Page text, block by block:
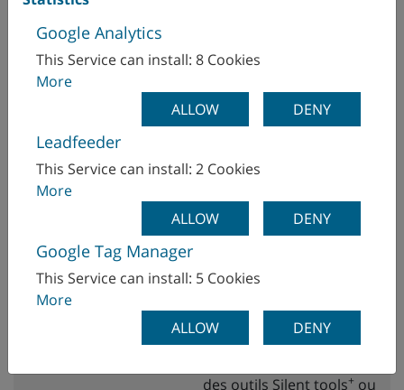
(surveillance dynamique)
Surveillance de la bande
de tolérance de
signaux de procédés
L’intégration de capteurs
surveillance de procédé
surveillance et
l’enregistrement des
des outils Silent tools+ ou
Google Analytics
This Service can install: 8 Cookies
More
ALLOW
DENY
Leadfeeder
This Service can install: 2 Cookies
More
ALLOW
DENY
Google Tag Manager
This Service can install: 5 Cookies
More
ALLOW
DENY